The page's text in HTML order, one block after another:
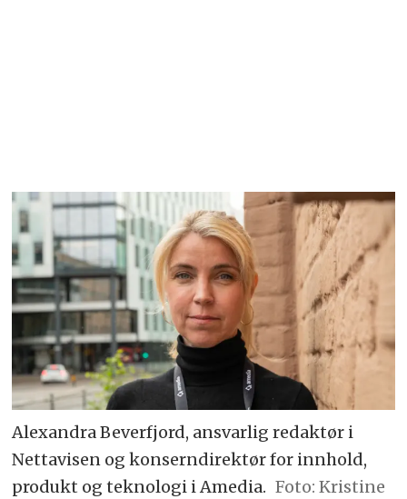
Alexandra Beverfjord, ansvarlig redaktør i
Nettavisen og konserndirektør for innhold,
produkt og teknologi i Amedia. Foto: Kristine